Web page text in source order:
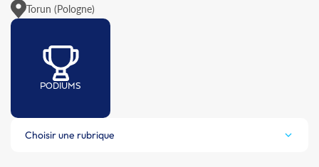
Torun (Pologne)
PODIUMS
Choisir une rubrique